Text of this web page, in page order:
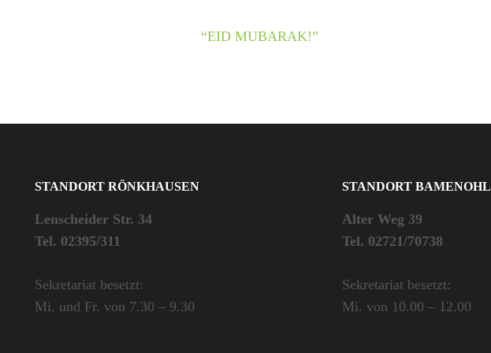
“EID MUBARAK!”
STANDORT RÖNKHAUSEN
Lenscheider Str. 34
Tel. 02395/311
Sekretariat besetzt:
Mi. und Fr. von 7.30 – 9.30
STANDORT BAMENOHL
Alter Weg 39
Tel. 02721/70738
Sekretariat besetzt:
Mi. von 10.00 – 12.00